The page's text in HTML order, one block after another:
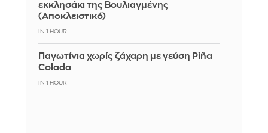
εκκλησάκι της Βουλιαγμένης
(Αποκλειστικό)
IN 1 HOUR
Παγωτίνια χωρίς ζάχαρη με γεύση Piña
Colada
IN 1 HOUR